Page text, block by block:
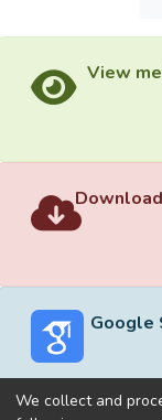
View
Google
We collect and